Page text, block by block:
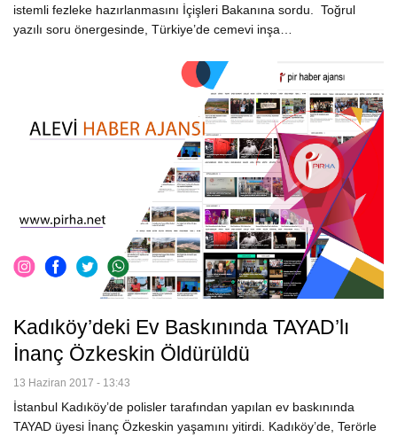
istemli fezleke hazırlanmasını İçişleri Bakanına sordu. Toğrul
yazılı soru önergesinde, Türkiye’de cemevi inşa…
Kadıköy’deki Ev Baskınında TAYAD’lı
İnanç Özkeskin Öldürüldü
13 Haziran 2017 - 13:43
İstanbul Kadıköy’de polisler tarafından yapılan ev baskınında
TAYAD üyesi İnanç Özkeskin yaşamını yitirdi. Kadıköy’de, Terörle